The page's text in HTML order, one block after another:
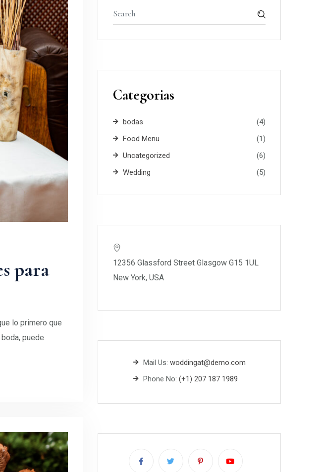
para
lo primero que
puede
Categorias
bodas
(4)
Food Menu
(1)
Uncategorized
(6)
Wedding
(5)
12356 Glassford Street Glasgow G15 1UL
New York, USA
Mail Us: woddingat@demo.com
Phone No: (+1) 207 187 1989